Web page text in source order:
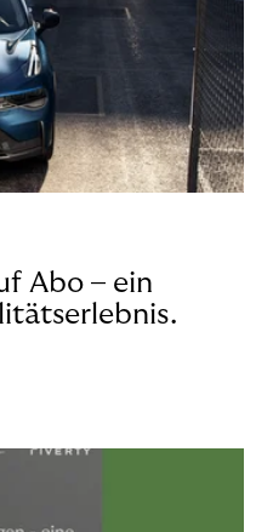
Abo – ein